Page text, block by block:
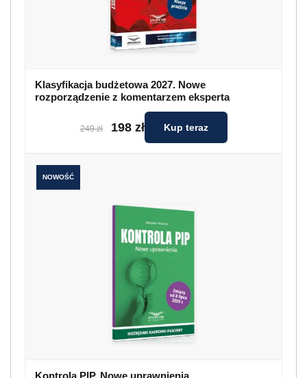
Klasyfikacja budżetowa 2027. Nowe
rozporządzenie z komentarzem eksperta
249 zł 198 zł Kup teraz
NOWOŚĆ